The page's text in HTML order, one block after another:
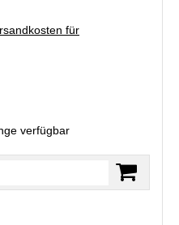
für
verfügbar